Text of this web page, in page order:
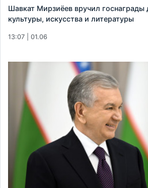
Шавкат Мирзиёев вручил госнаграды
культуры, искусства и литературы
13:07 | 01.06